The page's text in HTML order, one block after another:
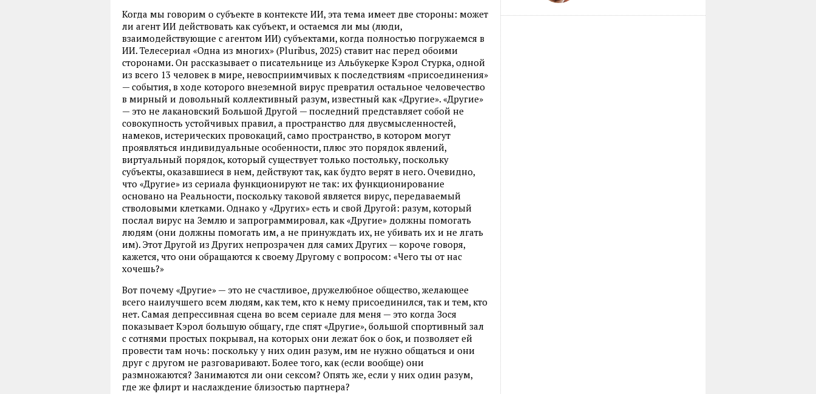
Когда мы говорим о субъекте в контексте ИИ, эта тема имеет две стороны: может
ли агент ИИ действовать как субъект, и остаемся ли мы (люди,
взаимодействующие с агентом ИИ) субъектами, когда полностью погружаемся в
ИИ. Телесериал «Одна из многих» (Pluribus, 2025) ставит нас перед обоими
сторонами. Он рассказывает о писательнице из Альбукерке Кэрол Стурка, одной
из всего 13 человек в мире, невосприимчивых к последствиям «присоединения»
— события, в ходе которого внеземной вирус превратил остальное человечество
в мирный и довольный коллективный разум, известный как «Другие». «Другие»
— это не лакановский Большой Другой — последний представляет собой не
совокупность устойчивых правил, а пространство для двусмысленностей,
намеков, истерических провокаций, само пространство, в котором могут
проявляться индивидуальные особенности, плюс это порядок явлений,
виртуальный порядок, который существует только постольку, поскольку
субъекты, оказавшиеся в нем, действуют так, как будто верят в него. Очевидно,
что «Другие» из сериала функционируют не так: их функционирование
основано на Реальности, поскольку таковой является вирус, передаваемый
стволовыми клетками. Однако у «Других» есть и свой Другой: разум, который
послал вирус на Землю и запрограммировал, как «Другие» должны помогать
людям (они должны помогать им, а не принуждать их, не убивать их и не лгать
им). Этот Другой из Других непрозрачен для самих Других — короче говоря,
кажется, что они обращаются к своему Другому с вопросом: «Чего ты от нас
хочешь?»
Вот почему «Другие» — это не счастливое, дружелюбное общество, желающее
всего наилучшего всем людям, как тем, кто к нему присоединился, так и тем, кто
нет. Самая депрессивная сцена во всем сериале для меня — это когда Зося
показывает Кэрол большую общагу, где спят «Другие», большой спортивный зал
с сотнями простых покрывал, на которых они лежат бок о бок, и позволяет ей
провести там ночь: поскольку у них один разум, им не нужно общаться и они
друг с другом не разговаривают. Более того, как (если вообще) они
размножаются? Занимаются ли они сексом? Опять же, если у них один разум,
где же флирт и наслаждение близостью партнера?